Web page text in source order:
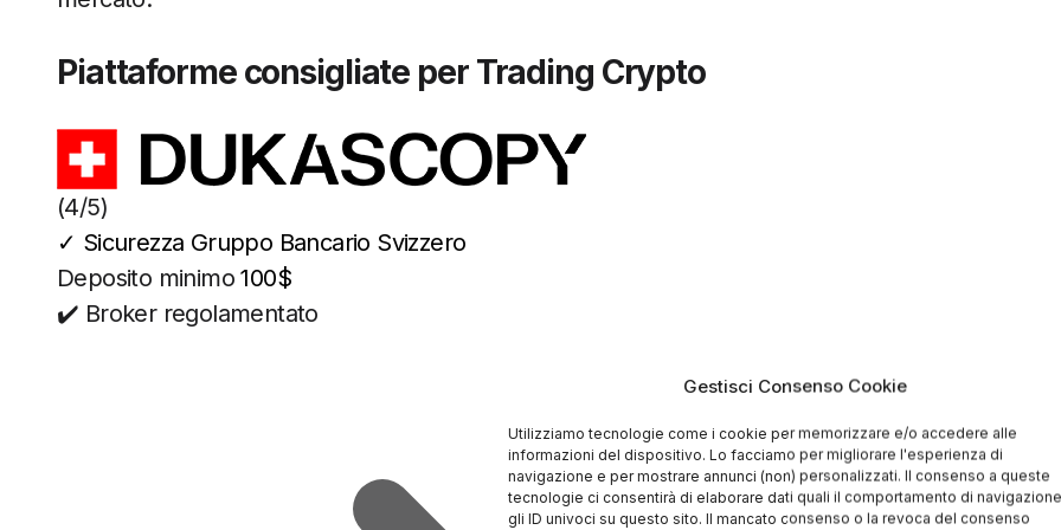
Gestisci Consenso Cookie
Utilizziamo tecnologie come i cookie per memorizzare e/o accedere alle
informazioni del dispositivo. Lo facciamo per migliorare l'esperienza di
navigazione e per mostrare annunci (non) personalizzati. Il consenso a queste
tecnologie ci consentirà di elaborare dati quali il comportamento di
gli ID univoci su questo sito. Il mancato consenso o la revoca del consenso
Piattaforme consigliate per Trading Crypto
(4/5)
✓ Sicurezza Gruppo Bancario Svizzero
Deposito minimo 100$
✔️ Broker regolamentato